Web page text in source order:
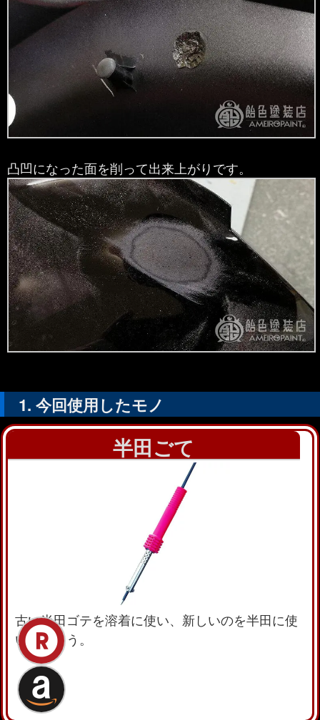
凸凹になった面を削って出来上がりです。
今回使用したモノ
半田ごて
古い半田ゴテを溶着に使い、新しいのを半田に使
いましょう。